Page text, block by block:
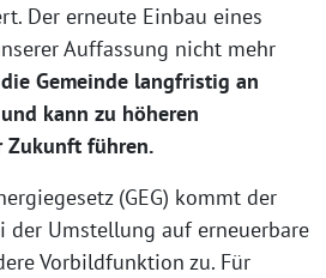
Der erneute Einbau eines
Auffassung nicht mehr
Gemeinde langfristig an
kann zu höheren
Zukunft führen.
(GEG) kommt der
der Umstellung auf erneuerbare
Vorbildfunktion zu. Für